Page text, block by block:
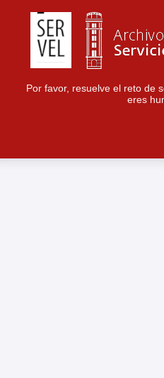
Por favor, resuelve el reto de
eres